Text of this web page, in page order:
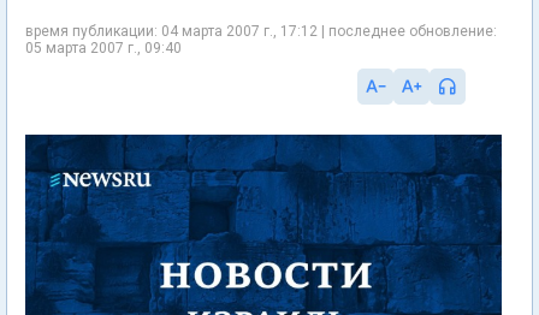
время публикации: 04 марта 2007 г., 17:12 | последнее обновление:
05 марта 2007 г., 09:40